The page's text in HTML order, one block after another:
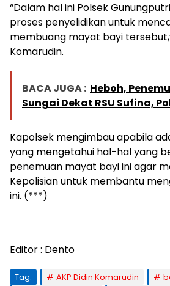
“Dalam hal ini Polsek
proses penyelidikan untuk
membuang mayat bayi
Komarudin.
BACA JUGA : Heboh,
Sungai Dekat RSU Sufina,
Kapolsek mengimbau apabila
yang mengetahui hal-hal yang
penemuan mayat bayi ini agar
Kepolisian untuk membantu
ini. (***)
Editor : Dento
Tag: AKP Didin Komarudin